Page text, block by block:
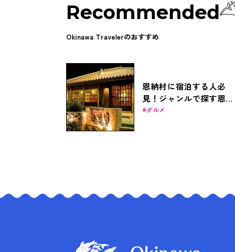
Recommended
Okinawa Travelerのおすすめ
恩納村に宿泊する人必
見！ジャンルで探す恩納
村のおすすめ居酒屋11選
グルメ